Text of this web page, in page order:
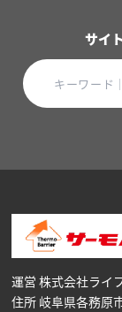
サイ
運営 株式会社ライ
住所 岐阜県各務原